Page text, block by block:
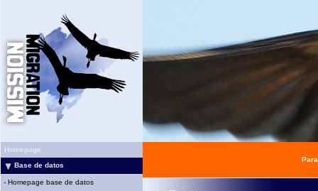
Homepage
Base de datos
- Homepage base de datos